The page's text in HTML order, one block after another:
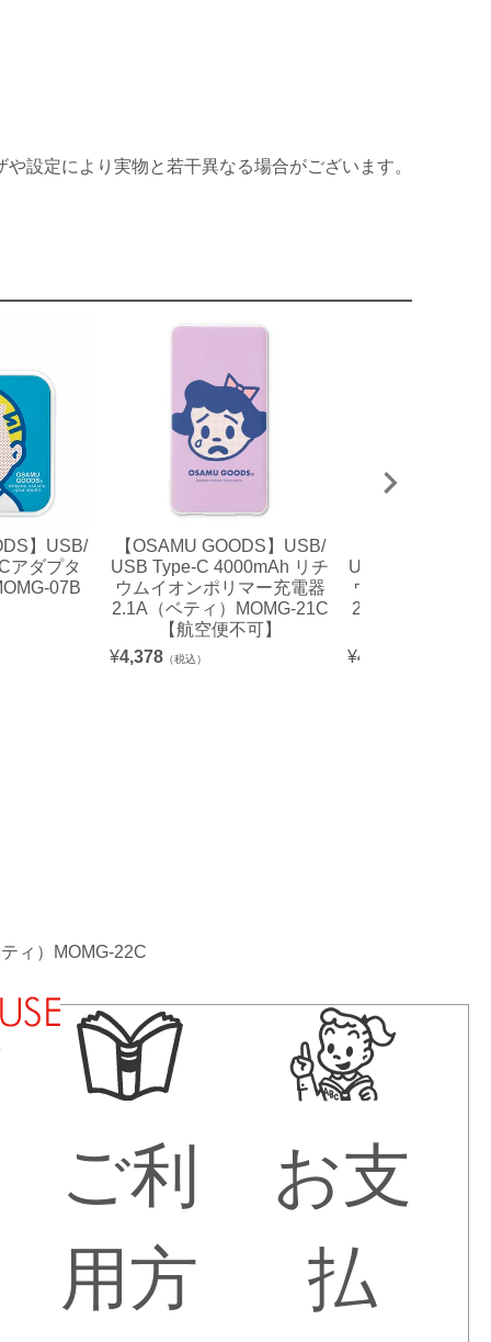
設定により実物と若干異なる場合がございます。
】USB/
アダプタ
07B
【OSAMU GOODS】USB/
USB Type-C 4000mAh リチ
ウムイオンポリマー充電器
2.1A（ベティ）MOMG-21C
【航空便不可】
¥4,378 （税込）
USB Type-C
ウムイオンポリ
2.1A（ジャック
¥4,378
ィ）MOMG-22C
ご利
用方
お支
払